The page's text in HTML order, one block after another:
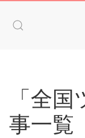
「全
事一覧